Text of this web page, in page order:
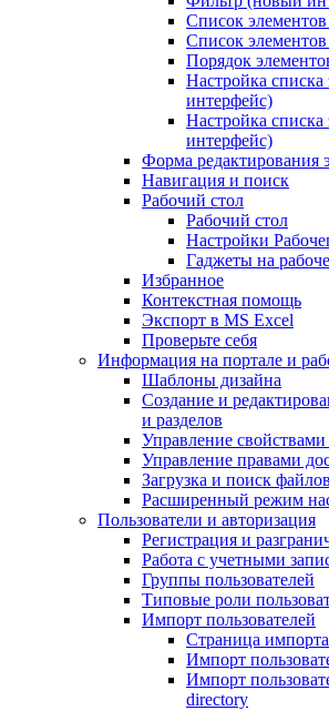
Список
Список
Порядок
Настройка
интерфейс)
Настройка
интерфейс)
Форма редактирования
Навигация и поиск
Рабочий стол
Рабочий стол
Настройки
Гаджеты на
Избранное
Контекстная помощь
Экспорт в MS Excel
Проверьте себя
Информация на портале и
Шаблоны дизайна
Создание и
и разделов
Управление свойствами
Управление правами
Загрузка и поиск файлов
Расширенный режим
Пользователи и авторизация
Регистрация и
Работа с учетными
Группы пользователей
Типовые роли
Импорт пользователей
Страница импорта
Импорт
Импорт
directory